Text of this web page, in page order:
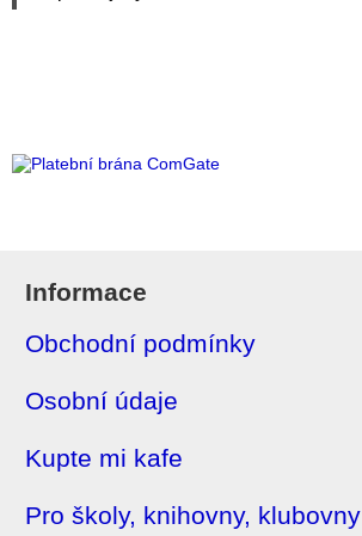
Informace
Obchodní podmínky
Osobní údaje
Kupte mi kafe
Pro školy, knihovny, klubovny